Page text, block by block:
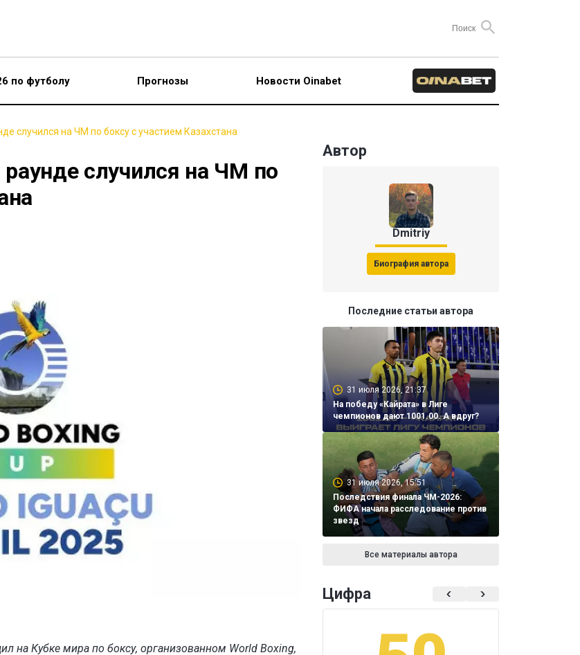
по футболу Прогнозы Новости Oinabet
случился на ЧМ по боксу с участием Казахстана
случился на ЧМ по
на Кубке мира по боксу, организованном World Boxing,
Автор
Dmitriy
Биография автора
Последние статьи автора
31 июля 2026, 21:37
На победу «Кайрата» в Лиге
чемпионов дают 1001.00. А вдруг?
31 июля 2026, 15:51
Последствия финала ЧМ-2026:
ФИФА начала расследование против
звезд
Все материалы автора
Цифра